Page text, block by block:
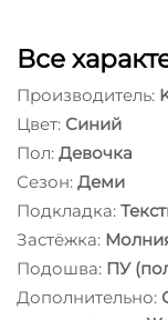
Все
Производитель:
Цвет: Синий
Пол: Девочка
Сезон: Деми
Подкладка:
Застёжка:
Подошва: ПУ
Дополнительно: